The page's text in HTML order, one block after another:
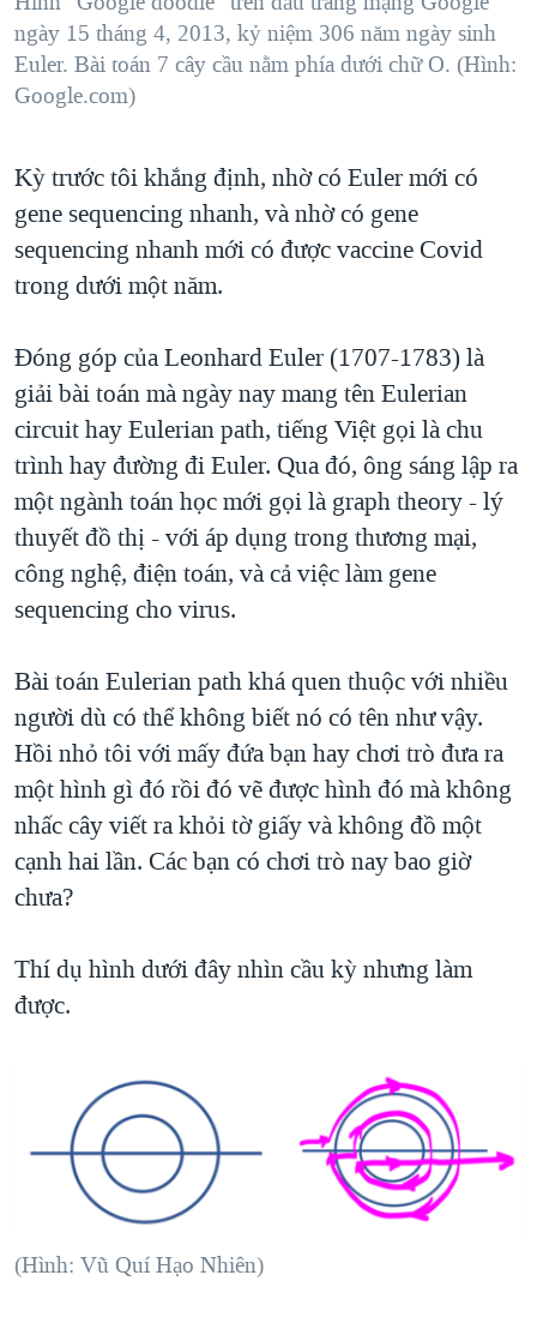
QUAN HỆ VIỆT MỸ
ngày 15 tháng 4, 2013, kỷ niệm 306 năm ngày sinh
Euler. Bài toán 7 cây cầu nằm phía dưới chữ O. (Hình:
Google.com)
Kỳ trước tôi khắng định, nhờ có Euler mới có
gene sequencing nhanh, và nhờ có gene
sequencing nhanh mới có được vaccine Covid
trong dưới một năm.
Đóng góp của Leonhard Euler (1707-1783) là
giải bài toán mà ngày nay mang tên Eulerian
circuit hay Eulerian path, tiếng Việt gọi là chu
trình hay đường đi Euler. Qua đó, ông sáng lập ra
một ngành toán học mới gọi là graph theory - lý
thuyết đồ thị - với áp dụng trong thương mại,
công nghệ, điện toán, và cả việc làm gene
sequencing cho virus.
Bài toán Eulerian path khá quen thuộc với nhiều
người dù có thể không biết nó có tên như vậy.
Hồi nhỏ tôi với mấy đứa bạn hay chơi trò đưa ra
một hình gì đó rồi đó vẽ được hình đó mà không
nhấc cây viết ra khỏi tờ giấy và không đồ một
cạnh hai lần. Các bạn có chơi trò nay bao giờ
chưa?
Thí dụ hình dưới đây nhìn cầu kỳ nhưng làm
được.
(Hình: Vũ Quí Hạo Nhiên)